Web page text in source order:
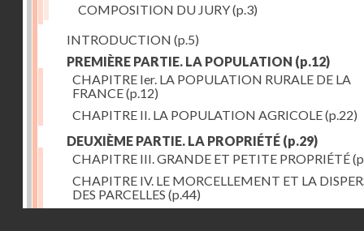
COMPOSITION DU JURY(p.3)
INTRODUCTION (p.5)
PREMIÈRE PARTIE. LA POPULATION (p.12)
CHAPITRE Ier. LA POPULATION RURALE DE LA
FRANCE(p.12)
CHAPITRE II. LA POPULATION AGRICOLE(p.22)
DEUXIÈME PARTIE. LA PROPRIÉTÉ (p.29)
CHAPITRE III. GRANDE ET PETITE PROPRIÉTÉ
CHAPITRE IV. LE MORCELLEMENT ET LA
DES PARCELLES (p.44)